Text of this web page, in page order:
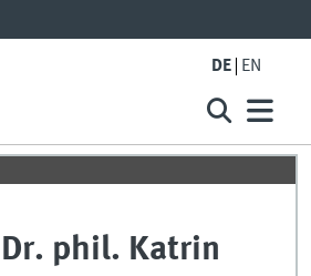
DE EN
Dr. phil. Katrin